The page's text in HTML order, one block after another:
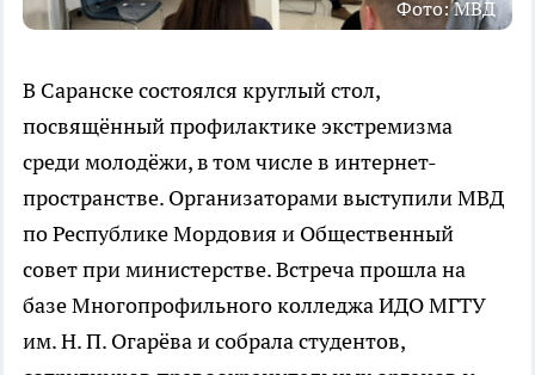
Фото: МВД
В Саранске состоялся круглый стол,
посвящённый профилактике экстремизма
среди молодёжи, в том числе в интернет-
пространстве. Организаторами выступили МВД
по Республике Мордовия и Общественный
совет при министерстве. Встреча прошла на
базе Многопрофильного колледжа ИДО МГТУ
им. Н. П. Огарёва и собрала студентов,